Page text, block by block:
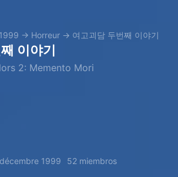
1999 → Horreur → 여고괴담 두번째 이야기
이야기
2: Memento Mori
1999 52 miembros